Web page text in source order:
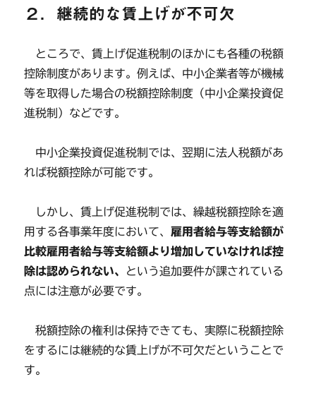
２．継続的な賃上げが不可欠
ところで、賃上げ促進税制のほかにも各種の税額
控除制度があります。例えば、中小企業者等が機械
等を取得した場合の税額控除制度（中小企業投資促
進税制）などです。
中小企業投資促進税制では、翌期に法人税額があ
れば税額控除が可能です。
しかし、賃上げ促進税制では、繰越税額控除を適
用する各事業年度において、 雇用者給与等支給額が
比較雇用者給与等支給額より増加していなければ控
除は認められない、 という追加要件が課されている
点には注意が必要です。
税額控除の権利は保持できても、実際に税額控除
をするには継続的な賃上げが不可欠だということで
す。